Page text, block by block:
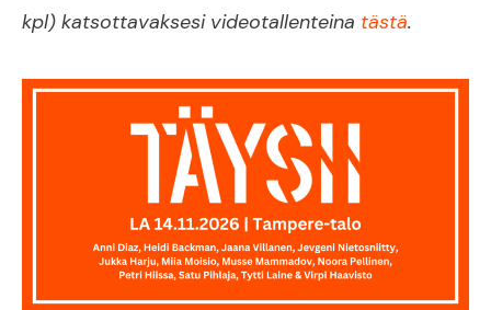
kpl) katsottavaksesi videotallenteina tästä.